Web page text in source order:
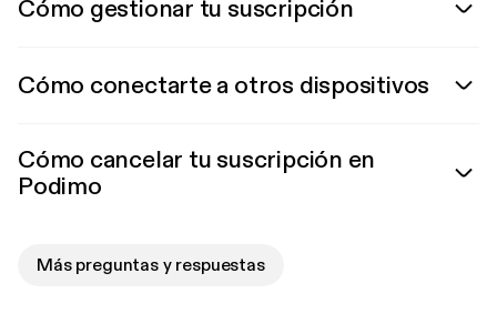
Cómo gestionar tu suscripción
Cómo conectarte a otros dispositivos
Cómo cancelar tu suscripción en
Podimo
Más preguntas y respuestas